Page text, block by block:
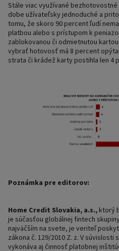
Stále viac využívané
dobe užívateľsky jednoduché a
tomu, že skoro 90 percent ľudí
platbou alebo s prístupom k
zablokovanou či odmietnutou
vybrať hotovosť má 8 percent
strata či krádež karty postihla len 4
Poznámka pre editorov:
Home Credit Slovakia, a.s., ktorý
je súčasťou globálnej fintech
najväčším na svete, je veriteľ
zákona č. 129/2010 Z. z. V
vykonáva aj činnosť platobnej